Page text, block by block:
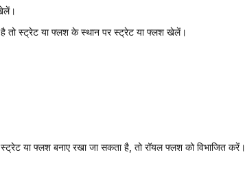
है तो स्ट्रेट या फ्लश के स्थान पर स्ट्रेट या फ्लश खेलें।
या फ्लश बनाए रखा जा सकता है, तो रॉयल फ्लश को विभाजित करें।